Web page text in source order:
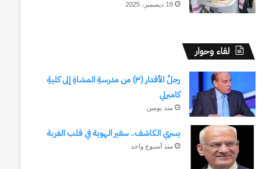
19 ديسمبر، 2025
لقاء وحوار
رجلُ الأقدار (٣) من مدرسةِ المشاةِ إلى كليةِ
كامبرلي
منذ يومين
يسري الكاشف.. سفير الهوية في قلب الغربة
منذ أسبوع واحد